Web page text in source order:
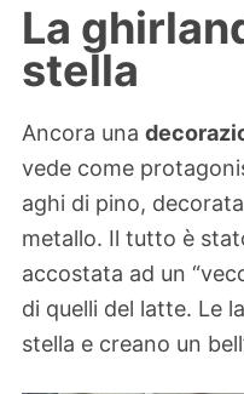
La
stella
Ancora una
vede come
aghi di pino,
metallo. Il tutto è
accostata ad un
di quelli del latte. Le
stella e creano un